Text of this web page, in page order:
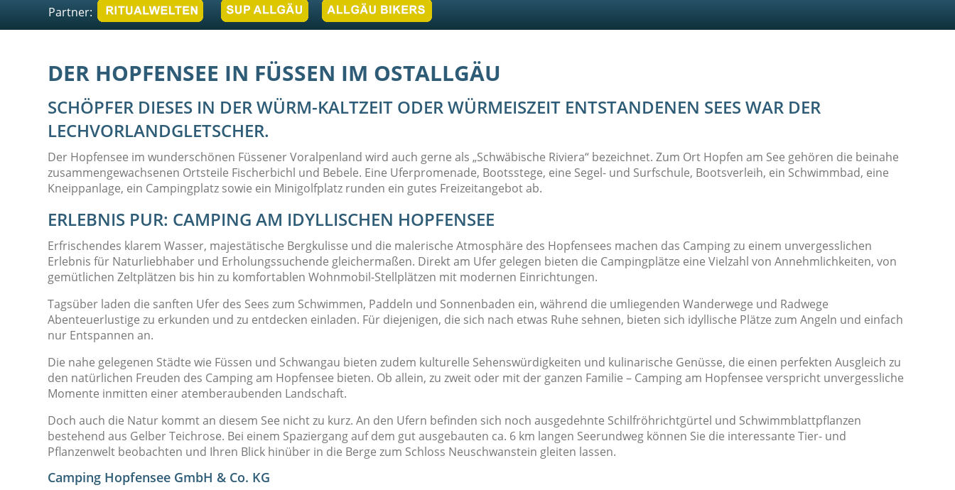
Partner:
DER HOPFENSEE IN FÜSSEN IM OSTALLGÄU
SCHÖPFER DIESES IN DER WÜRM-KALTZEIT ODER WÜRMEISZEIT ENTSTANDENEN SEES WAR DER
LECHVORLANDGLETSCHER.
Der Hopfensee im wunderschönen Füssener Voralpenland wird auch gerne als „Schwäbische Riviera“ bezeichnet. Zum Ort Hopfen am See gehören die beinahe
zusammengewachsenen Ortsteile Fischerbichl und Bebele. Eine Uferpromenade, Bootsstege, eine Segel- und Surfschule, Bootsverleih, ein Schwimmbad, eine
Kneippanlage, ein Campingplatz sowie ein Minigolfplatz runden ein gutes Freizeitangebot ab.
ERLEBNIS PUR: CAMPING AM IDYLLISCHEN HOPFENSEE
Erfrischendes klarem Wasser, majestätische Bergkulisse und die malerische Atmosphäre des Hopfensees machen das Camping zu einem unvergesslichen
Erlebnis für Naturliebhaber und Erholungssuchende gleichermaßen. Direkt am Ufer gelegen bieten die Campingplätze eine Vielzahl von Annehmlichkeiten, von
gemütlichen Zeltplätzen bis hin zu komfortablen Wohnmobil-Stellplätzen mit modernen Einrichtungen.
Tagsüber laden die sanften Ufer des Sees zum Schwimmen, Paddeln und Sonnenbaden ein, während die umliegenden Wanderwege und Radwege
Abenteuerlustige zu erkunden und zu entdecken einladen. Für diejenigen, die sich nach etwas Ruhe sehnen, bieten sich idyllische Plätze zum Angeln und einfach
nur Entspannen an.
Die nahe gelegenen Städte wie Füssen und Schwangau bieten zudem kulturelle Sehenswürdigkeiten und kulinarische Genüsse, die einen perfekten Ausgleich zu
den natürlichen Freuden des Camping am Hopfensee bieten. Ob allein, zu zweit oder mit der ganzen Familie – Camping am Hopfensee verspricht unvergessliche
Momente inmitten einer atemberaubenden Landschaft.
Doch auch die Natur kommt an diesem See nicht zu kurz. An den Ufern befinden sich noch ausgedehnte Schilfröhrichtgürtel und Schwimmblattpflanzen
bestehend aus Gelber Teichrose. Bei einem Spaziergang auf dem gut ausgebauten ca. 6 km langen Seerundweg können Sie die interessante Tier- und
Pflanzenwelt beobachten und Ihren Blick hinüber in die Berge zum Schloss Neuschwanstein gleiten lassen.
Camping Hopfensee GmbH & Co. KG